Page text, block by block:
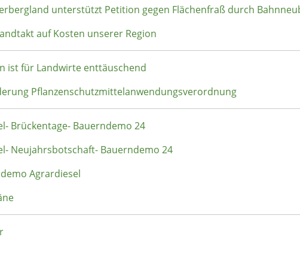
unterstützt Petition gegen Flächenfraß durch
auf Kosten unserer Region
ist für Landwirte enttäuschend
Pflanzenschutzmittelanwendungsverordnung
Brückentage- Bauerndemo 24
Neujahrsbotschaft- Bauerndemo 24
Agrardiesel